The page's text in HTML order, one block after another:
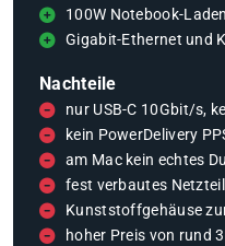
100W Notebook-
Gigabit-Ethernet und
Nachteile
nur USB-C 10Gbit/s,
kein PowerDelivery
am Mac kein echtes
fest verbautes
Kunststoffgehäuse
hoher Preis von rund